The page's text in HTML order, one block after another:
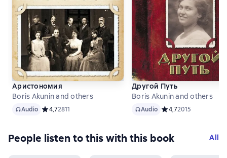
Аристономия
Boris Akunin and others
AudioAudio Средний рейтинг 4,7 на основе 2811 оценок
4,72811
Другой Путь
Boris Akunin and others
AudioAudio Средний рейтинг 4,7
4,72015
People listen to this with this book All